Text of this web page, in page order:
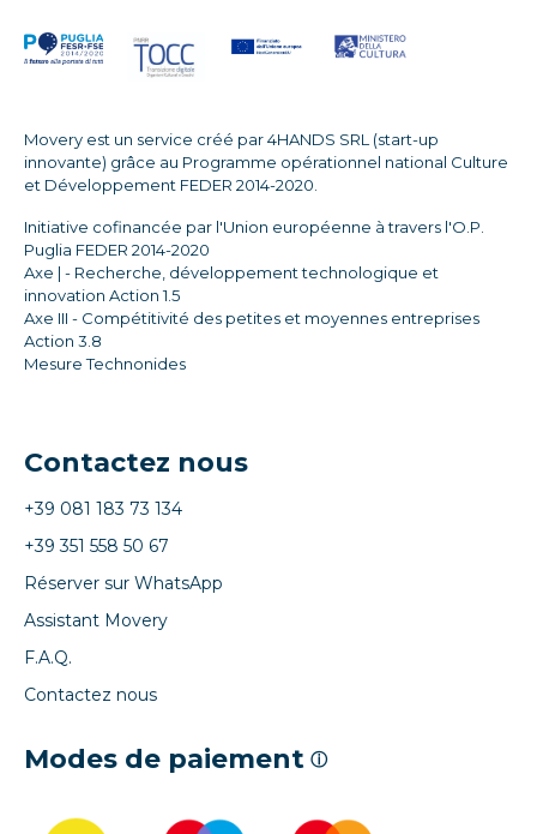
Movery est un service créé par 4HANDS SRL (start-up
innovante) grâce au Programme opérationnel national Culture
et Développement FEDER 2014-2020.
Initiative cofinancée par l'Union européenne à travers l'O.P.
Puglia FEDER 2014-2020
Axe | - Recherche, développement technologique et
innovation Action 1.5
Axe III - Compétitivité des petites et moyennes entreprises
Action 3.8
Mesure Technonides
Contactez nous
+39 081 183 73 134
+39 351 558 50 67
Réserver sur WhatsApp
Assistant Movery
F.A.Q.
Contactez nous
Modes de paiement ⓘ